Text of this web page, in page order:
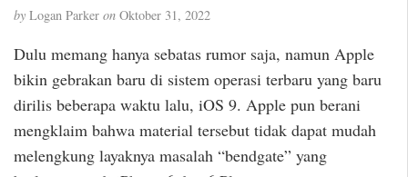
by Logan Parker on Oktober 31, 2022
Dulu memang hanya sebatas rumor saja, namun Apple
bikin gebrakan baru di sistem operasi terbaru yang baru
dirilis beberapa waktu lalu, iOS 9. Apple pun berani
mengklaim bahwa material tersebut tidak dapat mudah
melengkung layaknya masalah “bendgate” yang